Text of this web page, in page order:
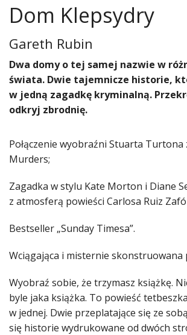
Dom Klepsydry
Gareth Rubin
Dwa domy o tej samej nazwie w
świata. Dwie tajemnicze historie,
w jedną zagadkę kryminalną.
odkryj zbrodnię.
Połączenie wyobraźni Stuarta Turtona
Murders;
Zagadka w stylu Kate Morton i Diane
z atmosferą powieści Carlosa Ruiz
Bestseller „Sunday Timesa”.
Wciągająca i misternie skonstruowana
Wyobraź sobie, że trzymasz książkę.
byle jaka książka. To powieść
w jednej. Dwie przeplatające się ze
się historie wydrukowane od dwóch